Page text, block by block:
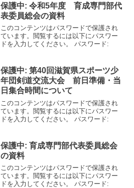
保護中: 令和5年度 育成専門部代
表委員総会の資料
このコンテンツはパスワードで保護され
ています。閲覧するには以下にパスワー
ドを入力してください。 パスワード:
保護中: 第40回滋賀県スポーツ少
年団剣道交流大会 前日準備・当
日集合時間について
このコンテンツはパスワードで保護され
ています。閲覧するには以下にパスワー
ドを入力してください。 パスワード:
保護中: 育成専門部代表委員総会
の資料
このコンテンツはパスワードで保護され
ています。閲覧するには以下にパスワー
ドを入力してください。 パスワード: